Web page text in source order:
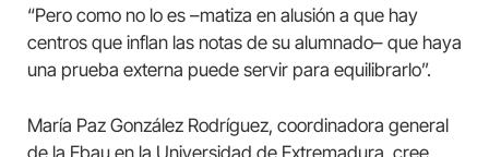
“Pero como no lo es –matiza en alusión a que hay
centros que inflan las notas de su alumnado– que haya
una prueba externa puede servir para equilibrarlo”.
María Paz González Rodríguez, coordinadora general
de la Ebau en la Universidad de Extremadura, cree